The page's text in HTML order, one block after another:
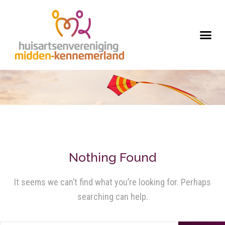
Nothing Found
It seems we can’t find what you’re looking for. Perhaps
searching can help.